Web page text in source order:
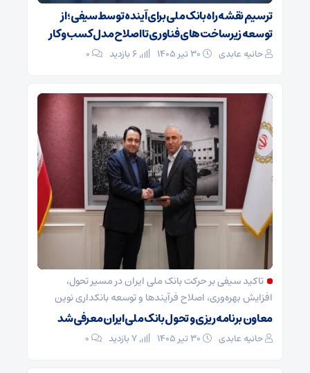
ترسیم نقشه راه بانک ملی برای آینده توسط سیفی؛ از
توسعه زیرساخت‌های فناوری تا اصلاح مدل کسب و کار
حانیه عابدی ۰
تاکید سیفی بر حرکت بانک ملی ایران در مسیر تحول،
افزایش بهره‌وری، اصلاح فرآیندها و توسعه بانکداری نوین
معاون برنامه‌ریزی و تحول بانک ملی ایران معرفی شد
حانیه عابدی ۰